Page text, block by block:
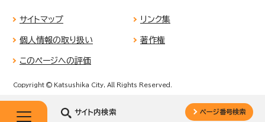
サイト内検索 ページ番号検索
サイトマップ リンク集
個人情報の取り扱い 著作権
このページへの評価
Copyright © Katsushika City, All Rights Reserved.